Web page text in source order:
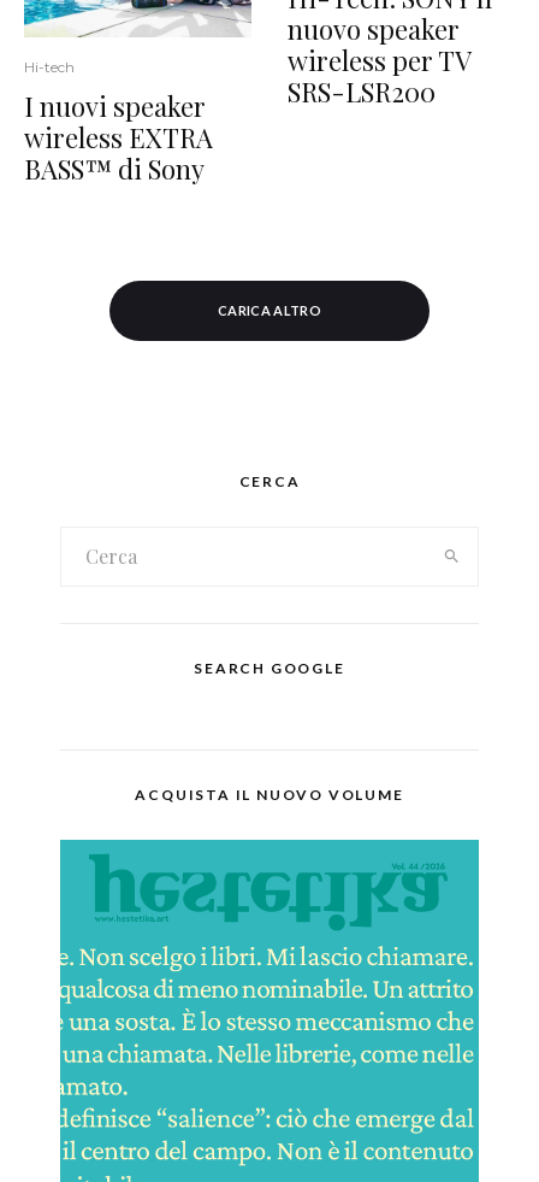
Hi-tech
I nuovi speaker
wireless EXTRA
BASS™ di Sony
nuovo speaker
wireless per TV
SRS-LSR200
CARICA ALTRO
CERCA
SEARCH GOOGLE
ACQUISTA IL NUOVO VOLUME